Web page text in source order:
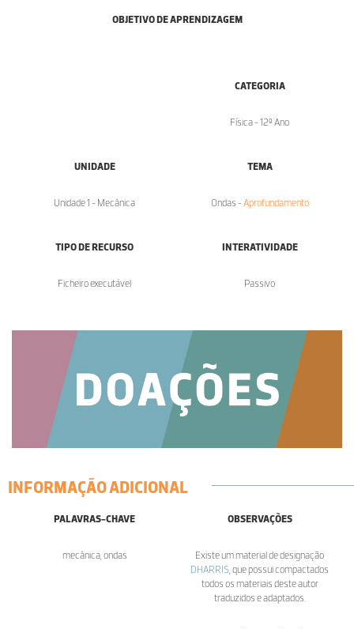
OBJETIVO DE APRENDIZAGEM
CATEGORIA
Física - 12º Ano
UNIDADE
Unidade 1 - Mecânica
TEMA
Ondas -Aprofundamento
TIPO DE RECURSO
Ficheiro executável
INTERATIVIDADE
Passivo
INFORMAÇÃO ADICIONAL
PALAVRAS-CHAVE
mecânica, ondas
OBSERVAÇÕES
Existe um material de designação
DHARRIS, que possui compactados
todos os materiais deste autor
traduzidos e adaptados.